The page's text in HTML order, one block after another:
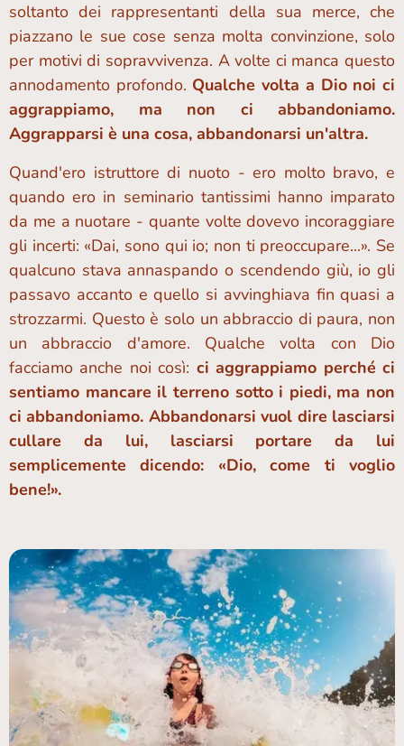
soltanto dei rappresentanti della sua merce, che
piazzano le sue cose senza molta convinzione, solo
per motivi di sopravvivenza. A volte ci manca questo
annodamento profondo. Qualche volta a Dio noi ci
aggrappiamo, ma non ci abbandoniamo.
Aggrapparsi è una cosa, abbandonarsi un'altra.
Quand'ero istruttore di nuoto - ero molto bravo, e
quando ero in seminario tantissimi hanno imparato
da me a nuotare - quante volte dovevo incoraggiare
gli incerti: «Dai, sono qui io; non ti preoccupare...». Se
qualcuno stava annaspando o scendendo giù, io gli
passavo accanto e quello si avvinghiava fin quasi a
strozzarmi. Questo è solo un abbraccio di paura, non
un abbraccio d'amore. Qualche volta con Dio
facciamo anche noi così: ci aggrappiamo perché ci
sentiamo mancare il terreno sotto i piedi, ma non
ci abbandoniamo. Abbandonarsi vuol dire lasciarsi
cullare da lui, lasciarsi portare da lui
semplicemente dicendo: «Dio, come ti voglio
bene!».